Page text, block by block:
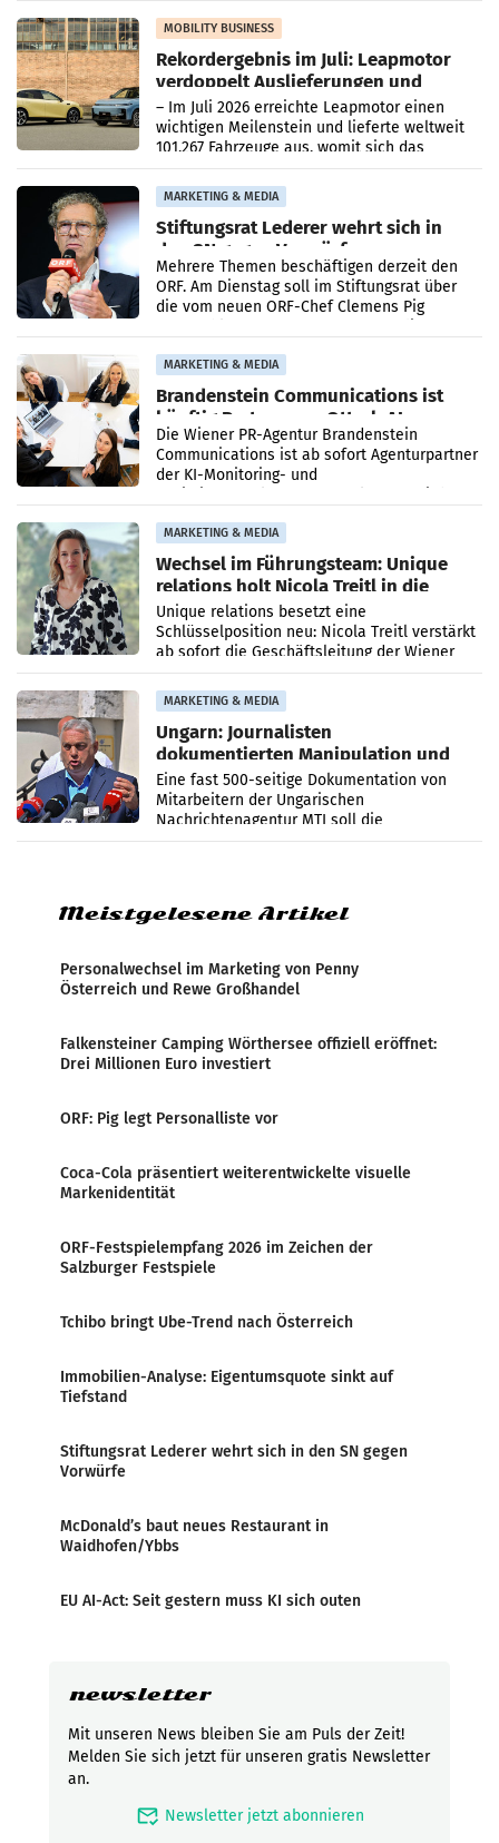
Bundeswettbewerbsbehörde und der
Bundeskartellanwalt
MOBILITY BUSINESS
Rekordergebnis im Juli: Leapmotor
verdoppelt Auslieferungen und
überschreitet die 100.000er-Marke
– Im Juli 2026 erreichte Leapmotor einen
wichtigen Meilenstein und lieferte weltweit
101.267 Fahrzeuge aus, womit sich das
Ergebnis gegenüber Juli 2025 mehr als
verdoppelte (+102
MARKETING & MEDIA
Stiftungsrat Lederer wehrt sich in
den SN gegen Vorwürfe
Mehrere Themen beschäftigen derzeit den
ORF. Am Dienstag soll im Stiftungsrat über
die vom neuen ORF-Chef Clemens Pig
MARKETING & MEDIA
Brandenstein Communications ist
künftig Partner von OtterlyAI
Die Wiener PR-Agentur Brandenstein
Communications ist ab sofort Agenturpartner
der KI-Monitoring- und
MARKETING & MEDIA
Wechsel im Führungsteam: Unique
relations holt Nicola Treitl in die
Geschäftsleitung
Unique relations besetzt eine
Schlüsselposition neu: Nicola Treitl verstärkt
ab sofort die Geschäftsleitung der Wiener
PR-Agentur an der Seite von Josef Kalina und
Anna Kalina-Mahr.
MARKETING & MEDIA
Ungarn: Journalisten
dokumentierten Manipulation und
Zensur
Eine fast 500-seitige Dokumentation von
Mitarbeitern der Ungarischen
Nachrichtenagentur MTI soll die
systematische Nachrichten-Manipulation und
Meistgelesene Artikel
Personalwechsel im Marketing von Penny
Österreich und Rewe Großhandel
Falkensteiner Camping Wörthersee offiziell eröffnet:
Drei Millionen Euro investiert
ORF: Pig legt Personalliste vor
Coca-Cola präsentiert weiterentwickelte visuelle
Markenidentität
ORF-Festspielempfang 2026 im Zeichen der
Salzburger Festspiele
Tchibo bringt Ube-Trend nach Österreich
Immobilien-Analyse: Eigentumsquote sinkt auf
Tiefstand
Stiftungsrat Lederer wehrt sich in den SN gegen
Vorwürfe
McDonald’s baut neues Restaurant in
Waidhofen/Ybbs
EU AI-Act: Seit gestern muss KI sich outen
newsletter
Mit unseren News bleiben Sie am Puls der Zeit!
Melden Sie sich jetzt für unseren gratis Newsletter
an.
mark_email_read Newsletter jetzt abonnieren